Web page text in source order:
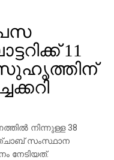
ചിലര്‍
ഡാറ്റ
അഭിമുഖ
തട്ടിപ്പുകള്‍
ഗുരുതരമായ
നല്‍കി.
സാമ്പത്തിക
ഓണ്‍ലൈനില്‍
ഗൂഗിള്‍
11
സുഹൃത്തിന്
നിന്നുള്ള 38
സംസ്ഥാന
നേടിയത്.